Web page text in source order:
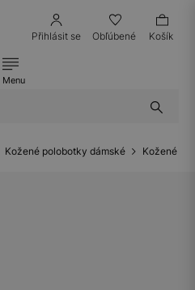
Přihlásit se Obľúbené Košík
Menu
Kožené polobotky dámské Kožené